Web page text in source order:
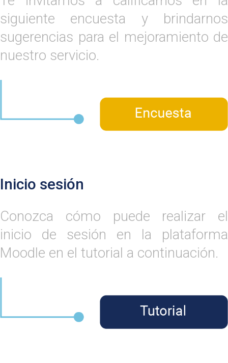
siguiente encuesta y brindarnos
sugerencias para el mejoramiento de
nuestro servicio.
Inicio sesión
Conozca cómo puede realizar el
inicio de sesión en la plataforma
Moodle en el tutorial a continuación.